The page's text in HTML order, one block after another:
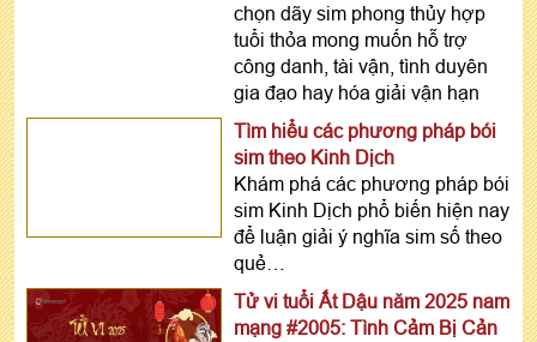
chọn dãy sim phong thủy hợp
tuổi thỏa mong muốn hỗ trợ
công danh, tài vận, tình duyên
gia đạo hay hóa giải vận hạn
Tìm hiểu các phương pháp bói
sim theo Kinh Dịch
Khám phá các phương pháp bói
sim Kinh Dịch phổ biến hiện nay
để luận giải ý nghĩa sim số theo
quẻ…
Tử vi tuổi Ất Dậu năm 2025 nam
mạng #2005: Tình Cảm Bị Cản